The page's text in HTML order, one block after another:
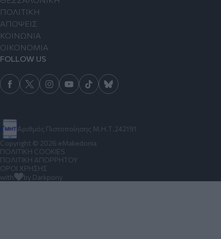
Αριθμός Πιστοποίησης Μ.Η.Τ.242191
ΠΟΛΙΤΙΚΗ
ΑΠΟΨΕΙΣ
ΚΟΙΝΩΝΙΑ
ΟΙΚΟΝΟΜΙΑ
FOLLOW US
Copyright © 2026 eMakedonia
ΠΟΛΙΤΙΚΗ COOKIES
ΠΟΛΙΤΙΚΗ ΑΠΟΡΡΗΤΟΥ
ΟΡΟΙ ΧΡΗΣΗΣ
with
by Darkpony